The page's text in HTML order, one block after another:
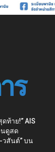
ร
ท้าย!” AIS
นดูสด
วสันต์” บน